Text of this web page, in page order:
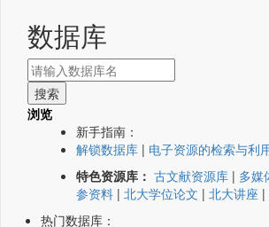
数据库
浏览
新手指南：
解锁数据库 | 电子资源的检索与利
特色资源库： 古文献资源库 | 多媒
参资料 | 北大学位论文 | 北大讲座 |
热门数据库：